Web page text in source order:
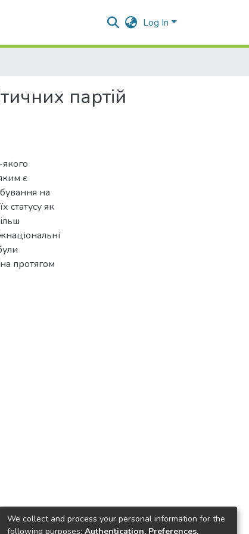
Log In
партій
є
на
статусу як
протягом
We collect and process your personal information for the
following purposes: Authentication, Preferences,